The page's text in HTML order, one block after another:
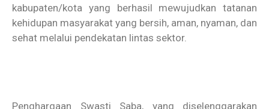
kabupaten/kota yang berhasil mewujudkan tatanan
kehidupan masyarakat yang bersih, aman, nyaman, dan
sehat melalui pendekatan lintas sektor.
Penghargaan Swasti Saba, yang diselenggarakan